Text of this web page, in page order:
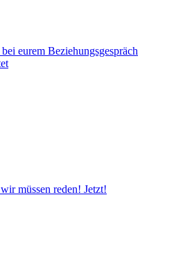
eurem Beziehungsgespräch
müssen reden! Jetzt!